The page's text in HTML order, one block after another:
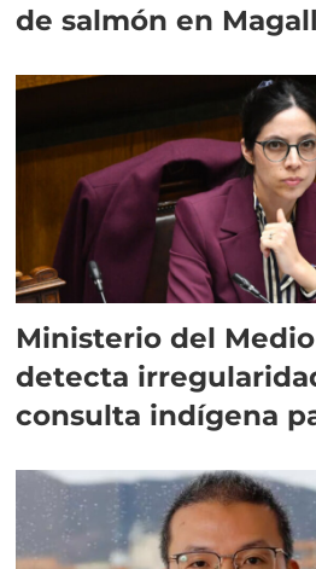
de salmón en
Ministerio del
detecta
consulta indígena